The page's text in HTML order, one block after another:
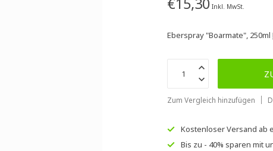
Inkl. MwSt.
Eberspray "Boarmate", 250ml
Zum Vergleich hinzufügen
Kostenloser Versand ab
Bis zu - 40% sparen mit